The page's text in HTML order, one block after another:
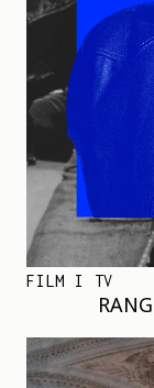
FILM I TV